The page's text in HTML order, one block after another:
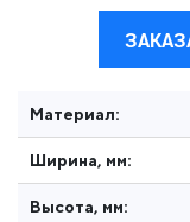
Материал:
Ширина, мм:
Высота, мм: